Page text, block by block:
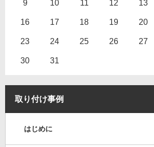
9 10 11 12 13
16 17 18 19 20
23 24 25 26 27
30 31
取り付け事例
はじめに